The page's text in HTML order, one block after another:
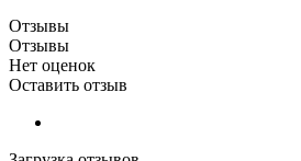
Отзывы
Отзывы
Нет оценок
Оставить отзыв